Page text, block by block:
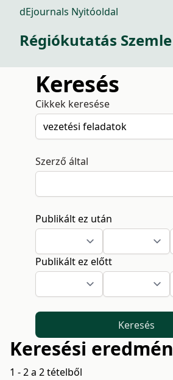
dEjournals Nyitóoldal
Régiókutatás Szemle
Keresés
Cikkek keresése
Szerző által
Publikált ez után
Publikált ez előtt
Keresés
Keresési
1 - 2 a 2 tételből